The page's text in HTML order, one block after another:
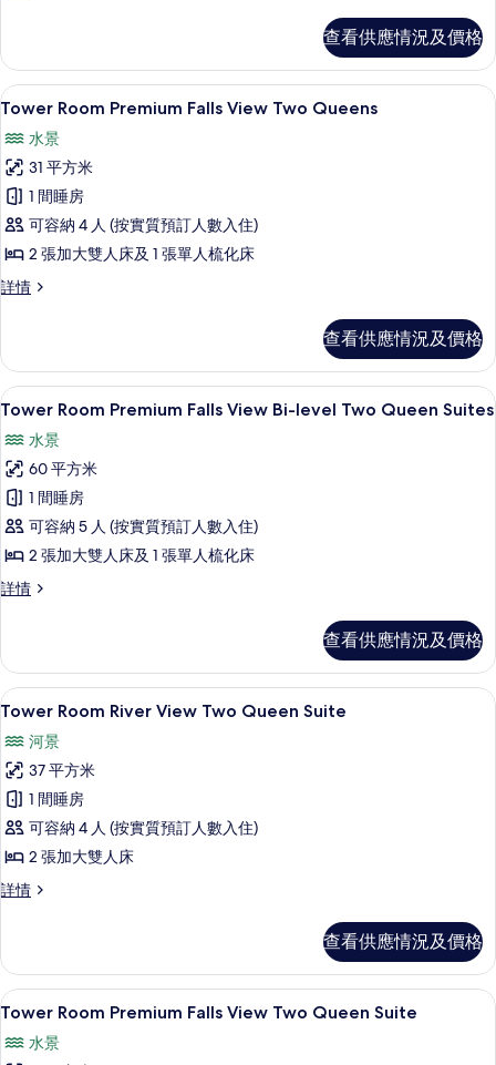
的
相
片
Jacuzzi
Suite
詳
查看供應情況及價格
載
所
有
Tower
Room Premium
Falls
View Two
相
片
書桌、遮光窗簾/窗簾、熨斗/熨衫板、
4
Tower Room Premium Falls View Two Queens
水景
31 平方米
1 間睡房
可容納 4 人 (按實質預訂人數入住)
2 張加大雙人床及 1 張單人梳化床
詳情
Tower
Queens
詳
情
查看供應情況及價格
載
所
有
Tower
Room Premium
Falls
View Bi-
Queen
Suites
的
相
片
書桌、遮光窗簾/窗簾、熨斗/熨衫板、
3
Tower Room Premium Falls View Bi-level Two Queen Suites
水景
60 平方米
1 間睡房
可容納 5 人 (按實質預訂人數入住)
2 張加大雙人床及 1 張單人梳化床
詳情
Tower
level
Two
Queen
詳
情
查看供應情況及價格
載
所
有
Tower
Room River
View Two
Queen
相
片
5
Tower Room River View Two Queen Suite
河景
37 平方米
1 間睡房
可容納 4 人 (按實質預訂人數入住)
2 張加大雙人床
詳情
Tower
Suite
詳
情
查看供應情況及價格
載
所
書桌、遮光窗簾/窗簾、熨斗/熨衫板、
4
Tower Room Premium Falls View Two Queen Suite
水景